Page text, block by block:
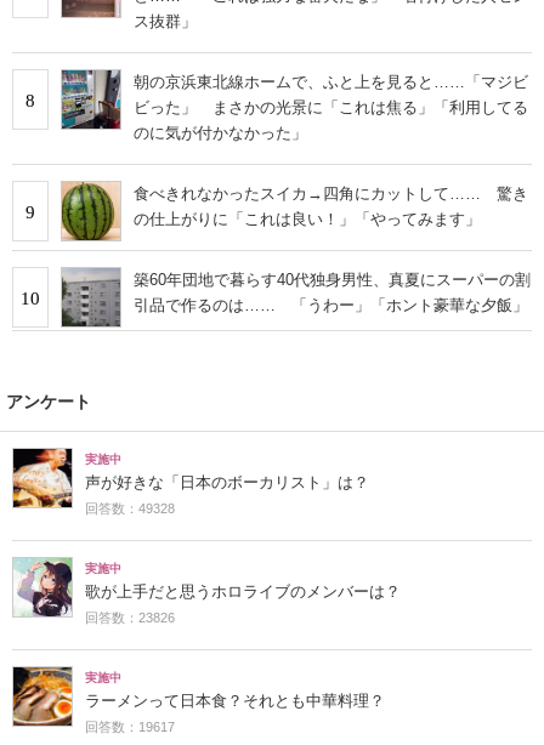
ス抜群」
8
朝の京浜東北線ホームで、ふと上を見ると……「マジビ
ビった」 まさかの光景に「これは焦る」「利用してる
のに気が付かなかった」
9
食べきれなかったスイカ→四角にカットして…… 驚き
の仕上がりに「これは良い！」「やってみます」
10
築60年団地で暮らす40代独身男性、真夏にスーパーの割
引品で作るのは…… 「うわー」「ホント豪華な夕飯」
アンケート
実施中
声が好きな「日本のボーカリスト」は？
回答数：49328
実施中
歌が上手だと思うホロライブのメンバーは？
回答数：23826
実施中
ラーメンって日本食？それとも中華料理？
回答数：19617